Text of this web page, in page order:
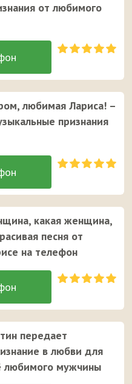
от любимого
любимая Лариса! –
признания
какая женщина,
песня от
на телефон
передает
в любви для
любимого мужчины